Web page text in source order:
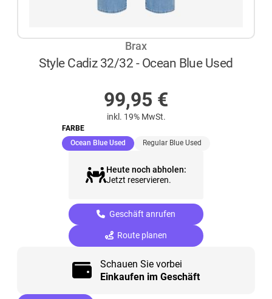
Brax
Style Cadiz 32/32 - Ocean Blue Used
99,95 €
inkl. 19% MwSt.
FARBE
Ocean Blue Used(ausgewählt)
Regular Blue Used
Heute noch abholen:
Jetzt reservieren.
Geschäft anrufen
Route planen
Schauen Sie vorbei
Einkaufen im Geschäft